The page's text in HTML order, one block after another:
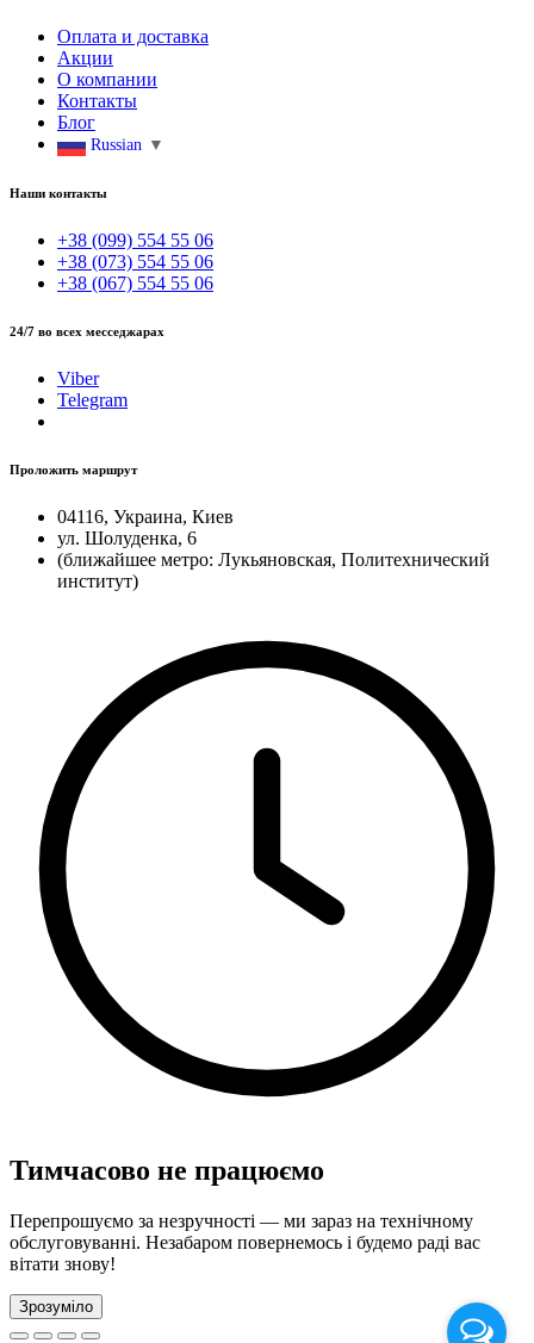
Оплата и доставка
Акции
О компании
Контакты
Блог
Russian ▼
Наши контакты
+38 (099) 554 55 06
+38 (073) 554 55 06
+38 (067) 554 55 06
24/7 во всех месседжарах
Viber
Telegram
Проложить маршрут
04116, Украина, Киев
ул. Шолуденка, 6
(ближайшее метро: Лукьяновская, Политехнический
институт)
Тимчасово не працюємо
Перепрошуємо за незручності — ми зараз на технічному
обслуговуванні. Незабаром повернемось і будемо раді вас
вітати знову!
Зрозуміло